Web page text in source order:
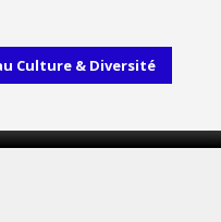
Culture & Diversité